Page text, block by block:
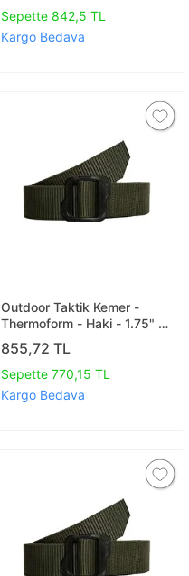
Sepette 842,5 TL
Kargo Bedava
Outdoor Taktik Kemer -
Thermoform - Haki - 1.75" 44
Mm 150 Cm
855,72 TL
Sepette 770,15 TL
Kargo Bedava